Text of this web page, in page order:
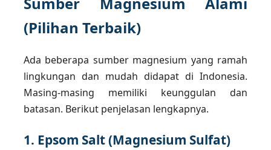
(Pilihan Terbaik)
Ada beberapa sumber magnesium yang ramah
lingkungan dan mudah didapat di Indonesia.
Masing-masing memiliki keunggulan dan
batasan. Berikut penjelasan lengkapnya.
1. Epsom Salt (Magnesium Sulfat)